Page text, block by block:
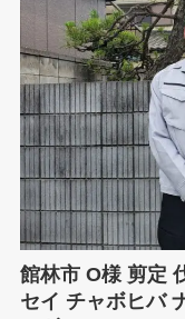
館林市 O様 剪定
セイ チャボヒバ